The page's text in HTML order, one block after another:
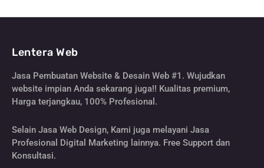
Lentera Web
Jasa Pembuatan Website & Desain Web #1. Wujudkan
website impian Anda sekarang juga!! Kualitas premium,
Harga terjangkau, 100% Profesional.
Selain Jasa Web Design, Kami juga melayani Jasa
Profesional Digital Marketing lainnya. Free Support dan
Konsultasi.